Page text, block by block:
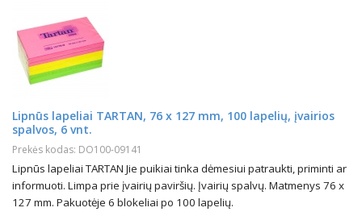
Lipnūs lapeliai TARTAN, 76 x 127 mm, 100 lapelių, įvairios
spalvos, 6 vnt.
Prekės kodas: DO100-09141
Lipnūs lapeliai TARTAN Jie puikiai tinka dėmesiui patraukti, priminti ar
informuoti. Limpa prie įvairių paviršių. Įvairių spalvų. Matmenys 76 x
127 mm. Pakuotėje 6 blokeliai po 100 lapelių.